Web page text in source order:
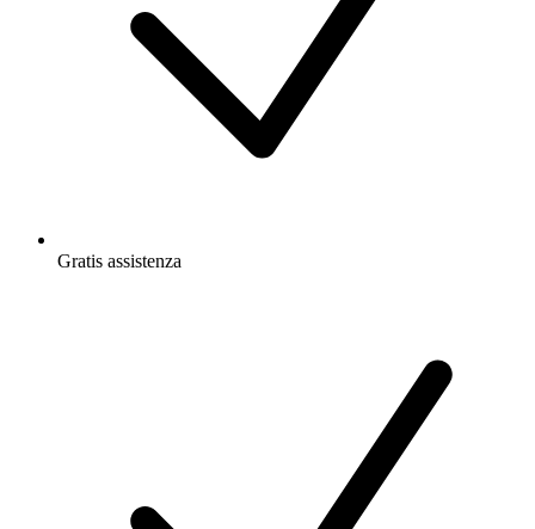
Gratis assistenza